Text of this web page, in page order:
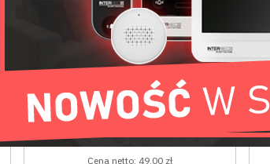
LB4/1,0A/PTC moduł
bezpiecznikowy
AWZ575
Cena brutto: 60,27 zł
Cena netto: 49,00 zł